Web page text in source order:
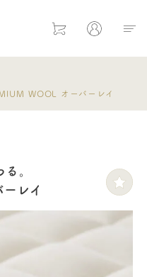
WOOL オーバーレイ
。
レイ